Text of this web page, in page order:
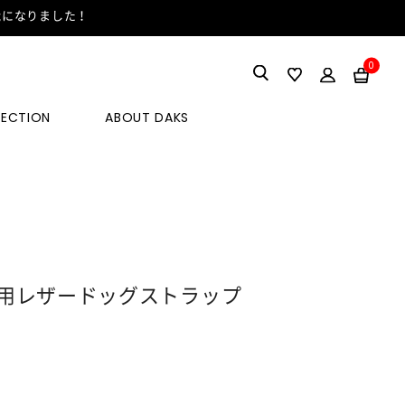
なりました！
0
ABOUT DAKS
レザードッグストラップ